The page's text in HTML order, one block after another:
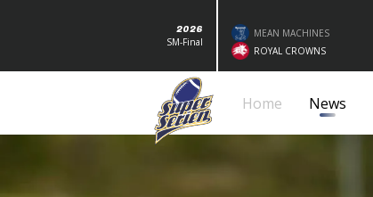
2026
SM-Final
MEAN MACHINES
ROYAL CROWNS
Home News